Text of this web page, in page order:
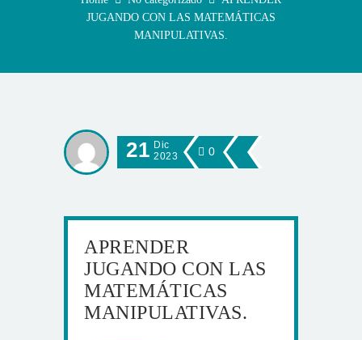
JUGANDO CON LAS MATEMÁTICAS
MANIPULATIVAS.
21 Dic
2023
0
APRENDER
JUGANDO CON LAS
MATEMÁTICAS
MANIPULATIVAS.